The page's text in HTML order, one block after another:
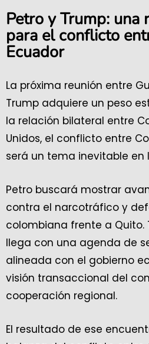
Petro y Trump: una
para el conflicto
Ecuador
La próxima reunión entre
Trump adquiere un peso
la relación bilateral entre
Unidos, el conflicto entre
será un tema inevitable en
Petro buscará mostrar
contra el narcotráfico y
colombiana frente a Quito.
llega con una agenda de
alineada con el gobierno
visión transaccional del
cooperación regional.
El resultado de ese